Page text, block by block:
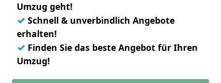
Umzug geht!
✓ Schnell & unverbindlich Angebote
erhalten!
✓ Finden Sie das beste Angebot für Ihren
Umzug!